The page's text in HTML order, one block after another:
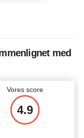
med
Vores score
4.9